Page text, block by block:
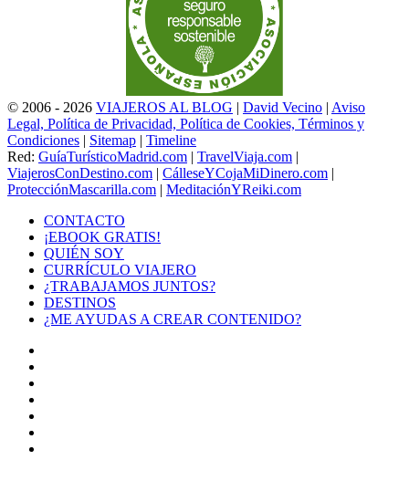
© 2006 - 2026 VIAJEROS AL BLOG | David Vecino | Aviso
Legal, Política de Privacidad, Política de Cookies, Términos y
Condiciones | Sitemap | Timeline
Red: GuíaTurísticoMadrid.com | TravelViaja.com |
ViajerosConDestino.com | CálleseYCojaMiDinero.com |
ProtecciónMascarilla.com | MeditaciónYReiki.com
CONTACTO
¡EBOOK GRATIS!
QUIÉN SOY
CURRÍCULO VIAJERO
¿TRABAJAMOS JUNTOS?
DESTINOS
¿ME AYUDAS A CREAR CONTENIDO?